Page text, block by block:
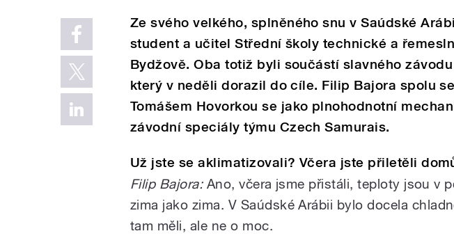
Ze svého velkého, splněného snu v Saúdské
student a učitel Střední školy technické a
Bydžově. Oba totiž byli součástí slavného závodu
který v neděli dorazil do cíle. Filip Bajora spolu
Tomášem Hovorkou se jako plnohodnotní
závodní speciály týmu Czech Samurais.
Už jste se aklimatizovali? Včera jste přiletěli
Filip Bajora:Ano, včera jsme přistáli, teploty jsou v
zima jako zima. V Saúdské Arábii bylo docela
tam měli, ale ne o moc.